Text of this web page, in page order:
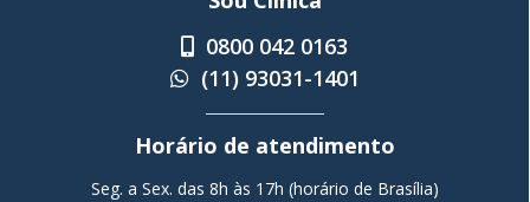
0800 042 0163
(11) 93031-1401
Horário de atendimento
Seg. a Sex. das 8h às 17h (horário de Brasília)